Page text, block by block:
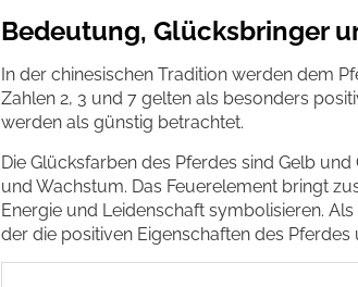
Bedeutung, Glücksbringer
In der chinesischen Tradition werden dem
Zahlen 2, 3 und 7 gelten als besonders
werden als günstig betrachtet.
Die Glücksfarben des Pferdes sind Gelb
und Wachstum. Das Feuerelement bringt
Energie und Leidenschaft symbolisieren.
der die positiven Eigenschaften des Pferdes